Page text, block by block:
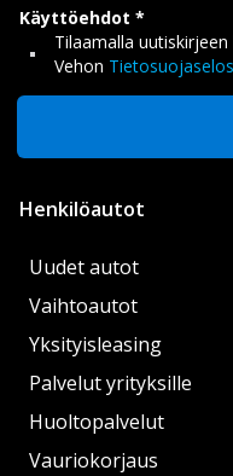
Käyttöehdot
Tilaamalla
Vehon
Henkilöautot
Uudet autot
Vaihtoautot
Yksityisleasing
Palvelut yrityksille
Huoltopalvelut
Vauriokorjaus